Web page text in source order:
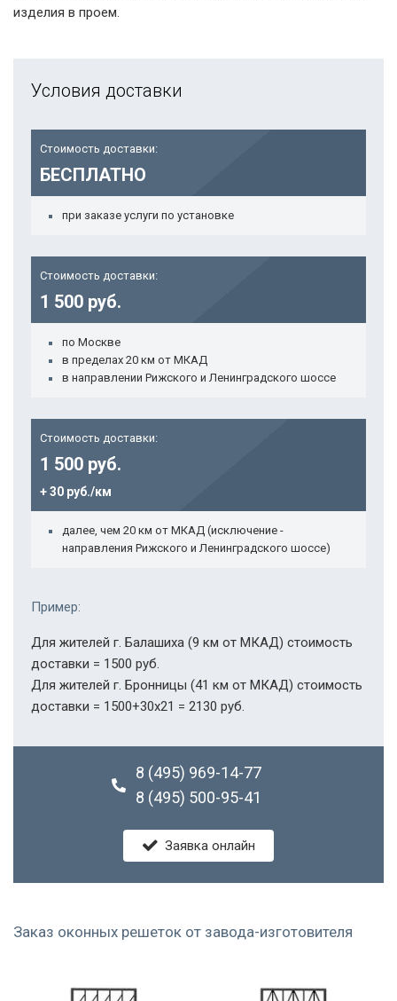
изделия в проем.
Условия доставки
Стоимость доставки:
БЕСПЛАТНО
при заказе услуги по установке
Стоимость доставки:
1 500 руб.
по Москве
в пределах 20 км от МКАД
в направлении Рижского и Ленинградского шоссе
Стоимость доставки:
1 500 руб.
+ 30 руб./км
далее, чем 20 км от МКАД (исключение -
направления Рижского и Ленинградского шоссе)
Пример:
Для жителей г. Балашиха (9 км от МКАД) стоимость
доставки = 1500 руб.
Для жителей г. Бронницы (41 км от МКАД) стоимость
доставки = 1500+30х21 = 2130 руб.
8 (495) 969-14-77
8 (495) 500-95-41
Заявка онлайн
Заказ оконных решеток от завода-изготовителя